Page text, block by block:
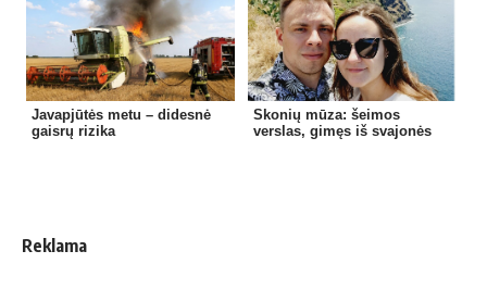
Javapjūtės metu – didesnė
gaisrų rizika
Skonių mūza: šeimos
verslas, gimęs iš svajonės
Reklama